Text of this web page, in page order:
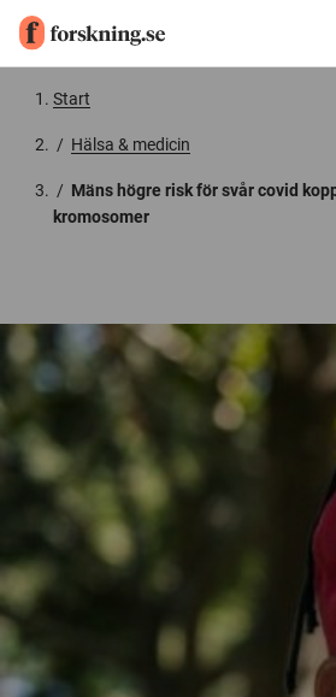
Start
/ Hälsa & medicin
/ Mäns högre risk för svår covid
kromosomer